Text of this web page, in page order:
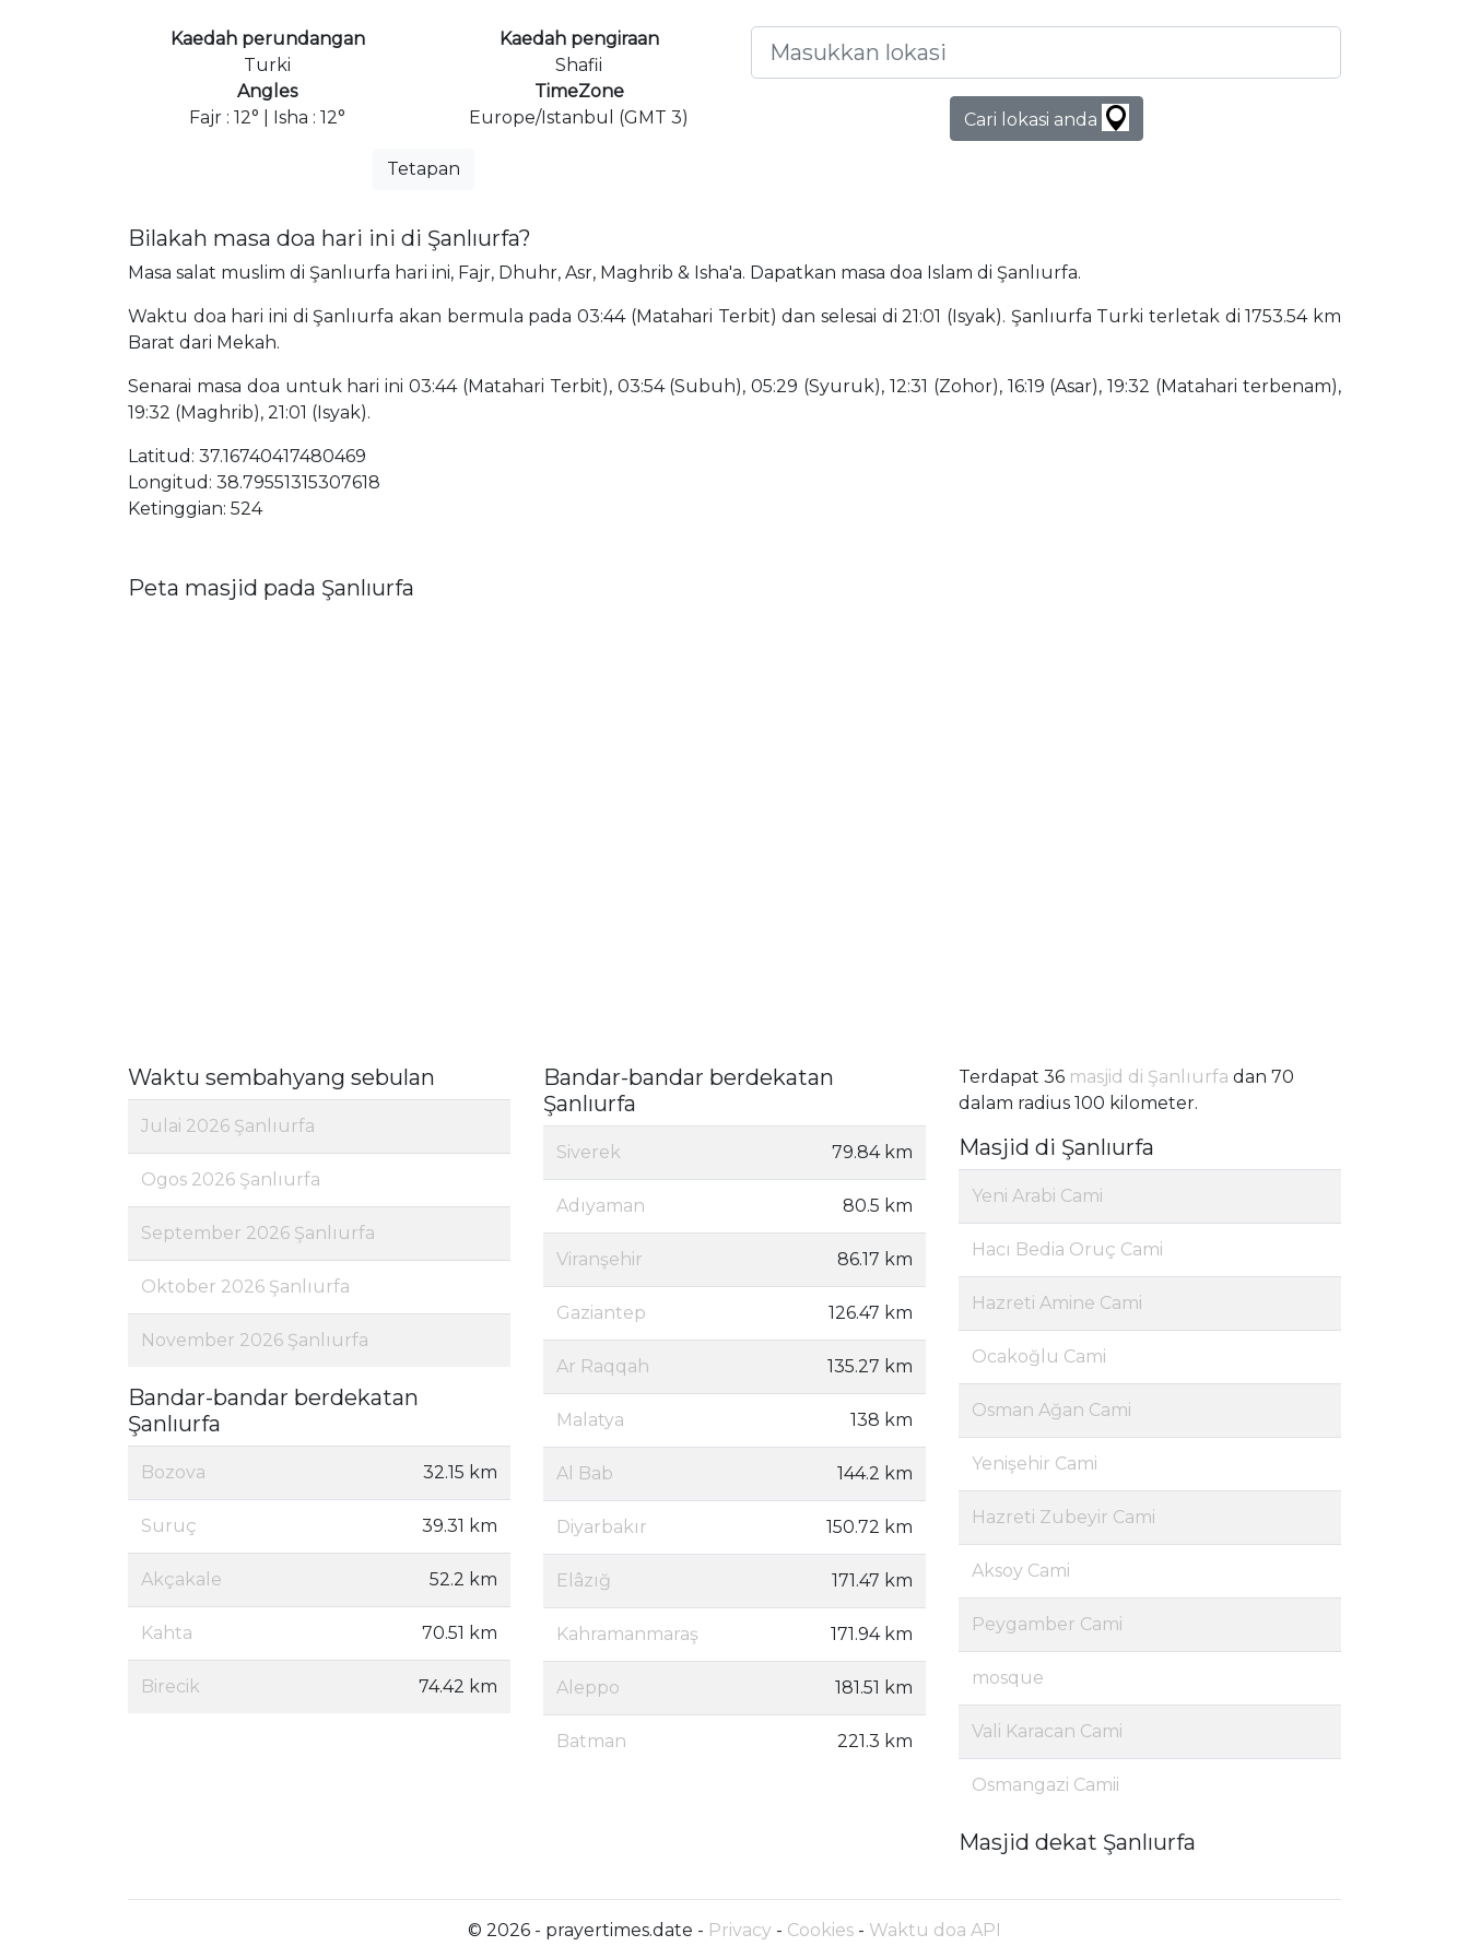
Kaedah perundangan
Turki
Kaedah pengiraan
Shafii
Angles
Fajr : 12° | Isha : 12°
TimeZone
Europe/Istanbul (GMT 3)
Tetapan
Cari lokasi anda
Bilakah masa doa hari ini di Şanlıurfa?
Masa salat muslim di Şanlıurfa hari ini, Fajr, Dhuhr, Asr, Maghrib & Isha'a. Dapatkan masa doa Islam di Şanlıurfa.
Waktu doa hari ini di Şanlıurfa akan bermula pada 03:44 (Matahari Terbit) dan selesai di 21:01 (Isyak). Şanlıurfa Turki terletak di 1753.54 km
Barat dari Mekah.
Senarai masa doa untuk hari ini 03:44 (Matahari Terbit), 03:54 (Subuh), 05:29 (Syuruk), 12:31 (Zohor), 16:19 (Asar), 19:32 (Matahari terbenam),
19:32 (Maghrib), 21:01 (Isyak).
Latitud: 37.16740417480469
Longitud: 38.79551315307618
Ketinggian: 524
Peta masjid pada Şanlıurfa
Waktu sembahyang sebulan
Julai 2026 Şanlıurfa
Ogos 2026 Şanlıurfa
September 2026 Şanlıurfa
Oktober 2026 Şanlıurfa
November 2026 Şanlıurfa
Bandar-bandar berdekatan
Şanlıurfa
Bozova 32.15 km
Suruç 39.31 km
Akçakale 52.2 km
Kahta 70.51 km
Birecik 74.42 km
Bandar-bandar berdekatan
Şanlıurfa
Siverek 79.84 km
Adıyaman 80.5 km
Viranşehir 86.17 km
Gaziantep 126.47 km
Ar Raqqah 135.27 km
Malatya 138 km
Al Bab 144.2 km
Diyarbakır 150.72 km
Elâzığ 171.47 km
Kahramanmaraş 171.94 km
Aleppo 181.51 km
Batman 221.3 km
Terdapat 36 masjid di Şanlıurfa dan 70
dalam radius 100 kilometer.
Masjid di Şanlıurfa
Yeni Arabi Cami
Hacı Bedia Oruç Cami
Hazreti Amine Cami
Ocakoğlu Cami
Osman Ağan Cami
Yenişehir Cami
Hazreti Zubeyir Cami
Aksoy Cami
Peygamber Cami
mosque
Vali Karacan Cami
Osmangazi Camii
Masjid dekat Şanlıurfa
© 2026 - prayertimes.date - Privacy - Cookies - Waktu doa API